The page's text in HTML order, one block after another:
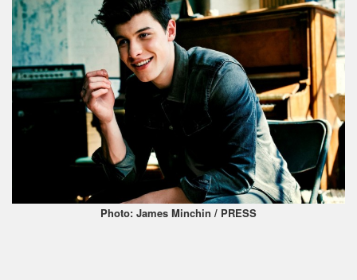
Photo: James Minchin / PRESS